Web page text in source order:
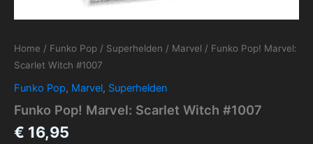
Home / Funko Pop / Superhelden / Marvel / Funko Pop! Marvel:
Scarlet Witch #1007
Funko Pop, Marvel, Superhelden
Funko Pop! Marvel: Scarlet Witch #1007
€ 16,95